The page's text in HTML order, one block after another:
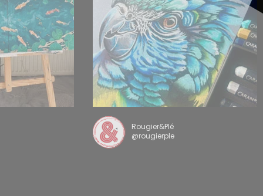
Rougier&Plé
@rougierple